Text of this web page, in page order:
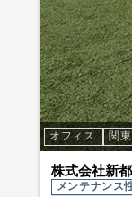
オフィス 関
株式会社新
メンテナンス